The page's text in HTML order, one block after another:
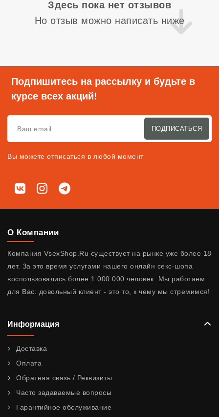
Здесь пока нет отзывов
Но отзыв можно написать ниже
Подпишитесь на рассылку и будьте в
курсе всех акций!
ПОДПИСАТЬСЯ
Вы можете отписаться в любой момент
Мы в соц. сетях
ВКонтактеInstagramTelegram
О Компании
Компания VsexShop.Ru существует на рынке уже более 18
лет. За это время услугами нашего онлайн секс-шопа
воспользовались более 1.000.000 человек. Мы работаем
для Вас: довольный клиент - это то, к чему мы стремимся!
Информация
Доставка
Оплата
Обратная связь / Реквизиты
Часто задаваемые вопросы
Гарантийное обслуживание